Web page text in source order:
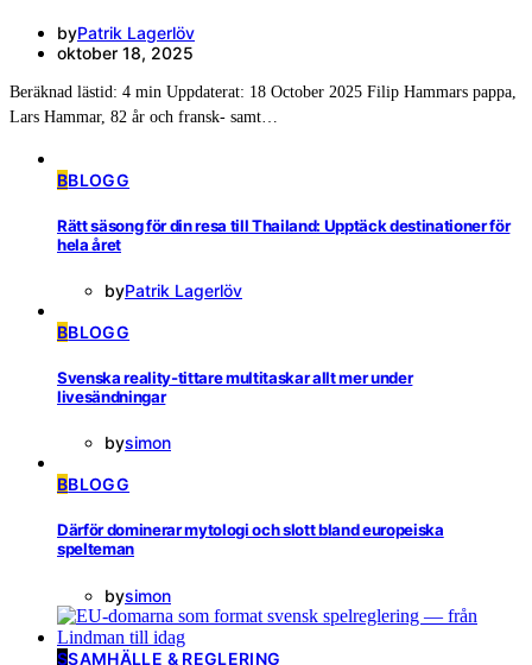
byPatrik Lagerlöv
oktober 18, 2025
Beräknad lästid: 4 min Uppdaterat: 18 October 2025 Filip Hammars pappa,
Lars Hammar, 82 år och fransk- samt…
BBLOGG
Rätt säsong för din resa till Thailand: Upptäck destinationer för
hela året
byPatrik Lagerlöv
BBLOGG
Svenska reality-tittare multitaskar allt mer under
livesändningar
bysimon
BBLOGG
Därför dominerar mytologi och slott bland europeiska
spelteman
bysimon
SSAMHÄLLE & REGLERING